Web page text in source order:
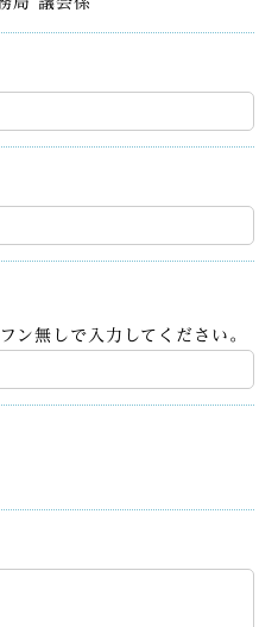
ン無しで入力してください。